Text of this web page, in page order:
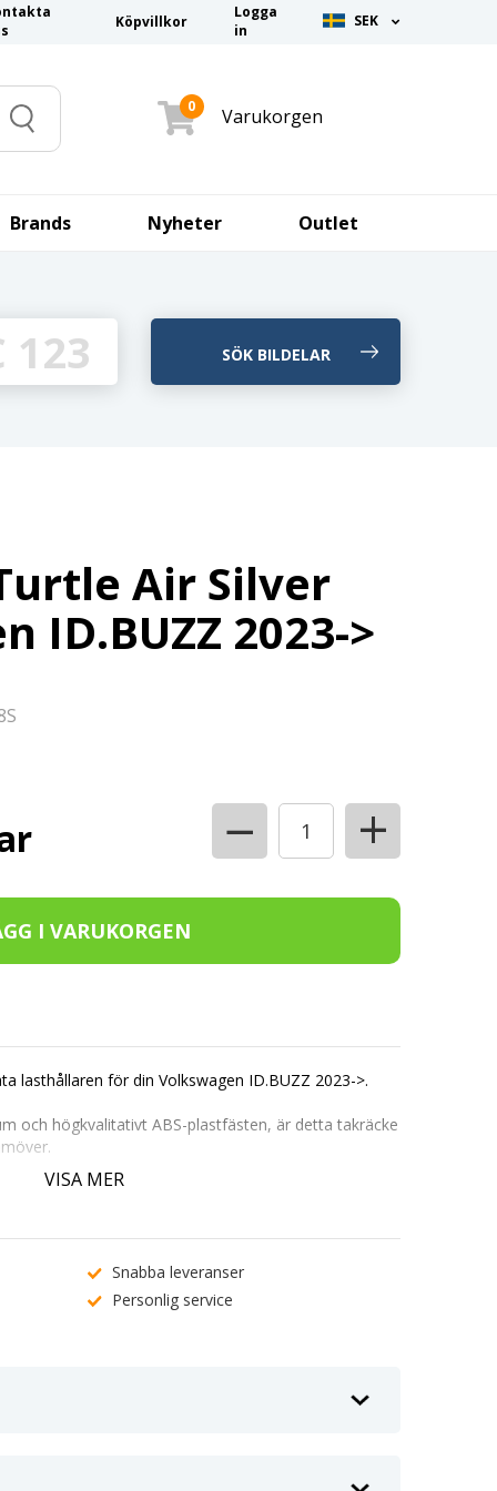
Köpvillkor
Logga
in
SEK
Search
0 Varukorgen
Brands Nyheter Outlet
Air Silver
ID.BUZZ 2023->
− +
lasthållaren för din Volkswagen ID.BUZZ 2023->.
och högkvalitativt ABS-plastfästen, är detta takräcke
att kombinera med takboxar, cykelställ och andra
utan behov av verktyg och levereras med ett säkert
VISA MER
Snabba leveranser
Personlig service